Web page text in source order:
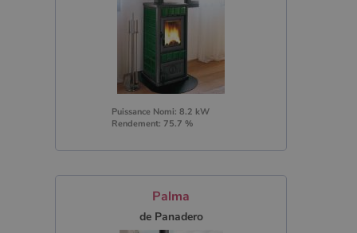
Puissance Nomi: 8.2 kW
Rendement: 75.7 %
Palma
de Panadero